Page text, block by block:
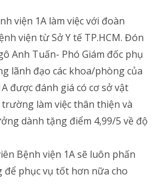
viện 1A làm việc với đoàn
viện từ Sở Y tế TP.HCM. Đón
Anh Tuấn- Phó Giám đốc phụ
lãnh đạo các khoa/phòng của
được đánh giá có cơ sở vật
làm việc thân thiện và
dành tặng điểm 4,99/5 về độ
Bệnh viện 1A sẽ luôn phấn
để phục vụ tốt hơn nữa cho